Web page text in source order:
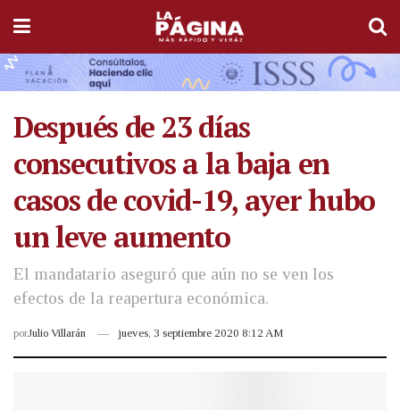
Después de 23 días
consecutivos a la baja en
casos de covid-19, ayer hubo
un leve aumento
El mandatario aseguró que aún no se ven los
efectos de la reapertura económica.
porJulio Villarán jueves, 3 septiembre 2020 8:12 AM